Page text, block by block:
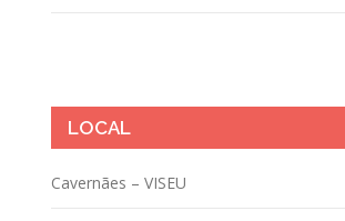
LOCAL
Cavernães – VISEU